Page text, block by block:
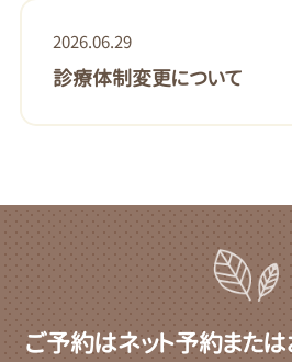
2026.06.29
診療体制変更について
ご予約はネット予約また